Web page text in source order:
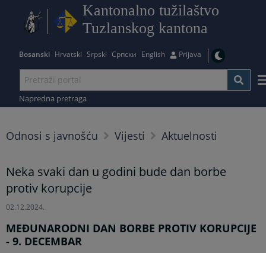
Kantonalno tužilaštvo
Tuzlanskog kantona
Bosanski Hrvatski Srpski Српски English Prijava
Napredna pretraga
Odnosi s javnošću Vijesti Aktuelnosti
Neka svaki dan u godini bude dan borbe
protiv korupcije
02.12.2024.
MEĐUNARODNI DAN BORBE PROTIV KORUPCIJE
- 9. DECEMBAR